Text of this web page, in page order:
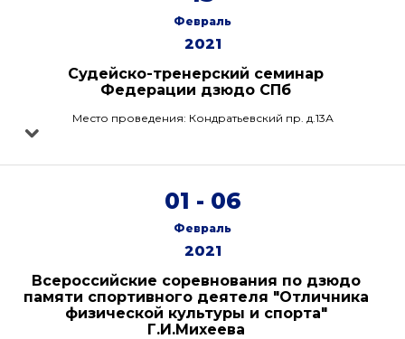
Февраль
2021
Судейско-тренерский семинар
Федерации дзюдо СПб
Место проведения: Кондратьевский пр. д.13А
01 - 06
Февраль
2021
Всероссийские соревнования по дзюдо
памяти спортивного деятеля "Отличника
физической культуры и спорта"
Г.И.Михеева